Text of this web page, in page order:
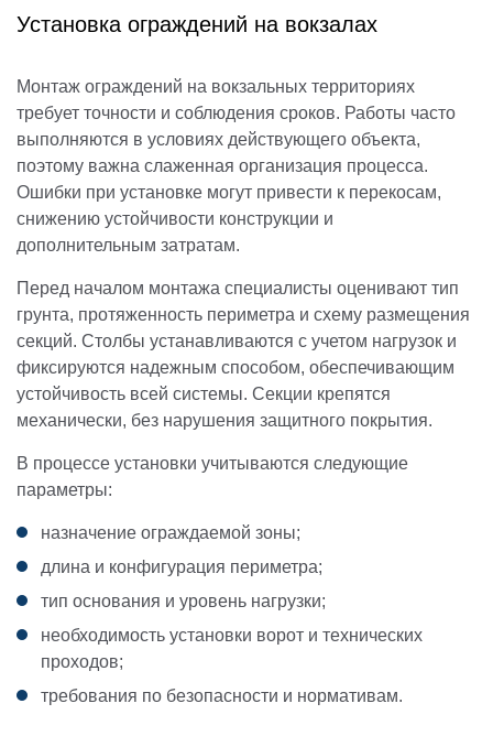
Установка ограждений на вокзалах
Монтаж ограждений на вокзальных территориях
требует точности и соблюдения сроков. Работы часто
выполняются в условиях действующего объекта,
поэтому важна слаженная организация процесса.
Ошибки при установке могут привести к перекосам,
снижению устойчивости конструкции и
дополнительным затратам.
Перед началом монтажа специалисты оценивают тип
грунта, протяженность периметра и схему размещения
секций. Столбы устанавливаются с учетом нагрузок и
фиксируются надежным способом, обеспечивающим
устойчивость всей системы. Секции крепятся
механически, без нарушения защитного покрытия.
В процессе установки учитываются следующие
параметры:
назначение ограждаемой зоны;
длина и конфигурация периметра;
тип основания и уровень нагрузки;
необходимость установки ворот и технических
проходов;
требования по безопасности и нормативам.